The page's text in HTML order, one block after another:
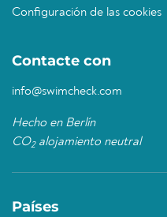
Configuración de las cookies
Contacte con
info@swimcheck.com
Hecho en Berlín
CO2alojamiento neutral
Países